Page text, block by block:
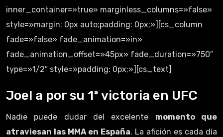
inner_container=»true» marginless_columns=»false»
style=»margin: 0px auto;padding: 0px;»][cs_column
fade=»false» fade_animation=»in»
fade_animation_offset=»45px» fade_duration=»750″
type=»1/2″ style=»padding: 0px;»][cs_text]
Joel a por su 1ª victoria en UFC
Nadie puede dudar del excelente momento que
atraviesan las MMA en España. La afición es cada día